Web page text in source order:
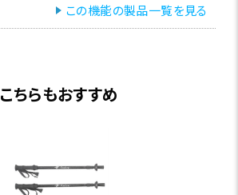
この機能の製品一覧を見る
こちらもおすすめ